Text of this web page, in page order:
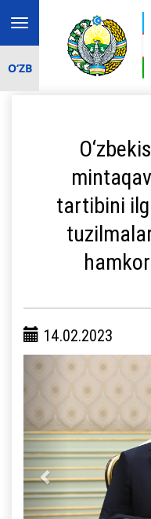
Toggle
navigation
O‘ZB
tartibini
14.02.2023